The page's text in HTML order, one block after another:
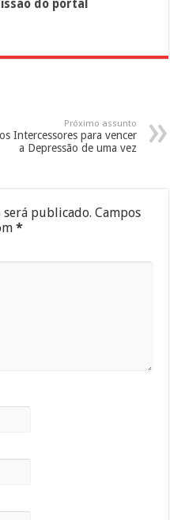
do portal
Próximo assunto
Intercessores para vencer
a Depressão de uma vez
será publicado. Campos
*